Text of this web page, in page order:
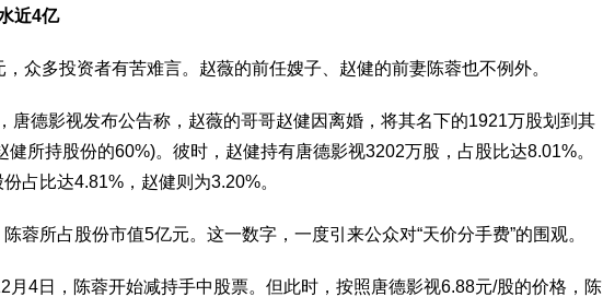
近4亿
众多投资者有苦难言。赵薇的前任嫂子、赵健的前妻陈蓉也不例外。
唐德影视发布公告称，赵薇的哥哥赵健因离婚，将其名下的1921万股划到其
健所持股份的60%)。彼时，赵健持有唐德影视3202万股，占股比达8.01%。
占比达4.81%，赵健则为3.20%。
蓉所占股份市值5亿元。这一数字，一度引来公众对“天价分手费”的围观。
月4日，陈蓉开始减持手中股票。但此时，按照唐德影视6.88元/股的价格，陈